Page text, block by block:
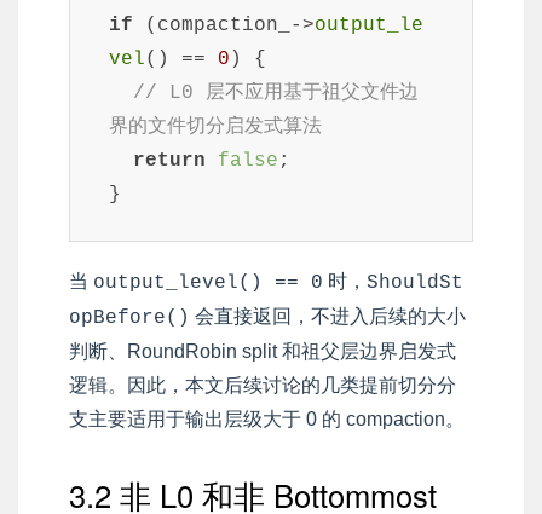
if (compaction_->output_le
vel() == 0 ) {
// L0 层不应用基于祖父文件边
界的文件切分启发式算法
return
false ;
}
当 output_level() == 0 时， ShouldSt
opBefore() 会直接返回，不进入后续的大小
判断、RoundRobin split 和祖父层边界启发式
逻辑。因此，本文后续讨论的几类提前切分分
支主要适用于输出层级大于 0 的 compaction。
3.2 非 L0 和非 Bottommost